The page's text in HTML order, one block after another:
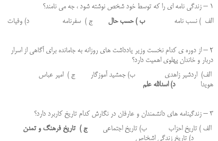
1 – زندگی نامه ای را که توسط خود شخص نوشته شود ، جه می نامند؟
الف ) نسب نامهب ) حسب حال ج ) سفرنامه د) وفیات
2 – از دوره ی کدام نخست وزیر یادداشت های روزانه به جامانده برای آگاهی از اسرار
دربار و خاندان پهلوی اهمیت دارد؟
الف) اردشیر زاهدی ب) جمشید آموزگار ج ) امیر عباس
هویداد) اسدالله علم
3 – زندگینامه های دانشمندان و عارفان در نگارش کدام تاریخ کاربرد دارد؟
الف ) تاریخ احزاب ب) تاریخ اجتماعیج ) تاریخ فرهنگ و تمدن
د) تاریخ زندگی اشخاص